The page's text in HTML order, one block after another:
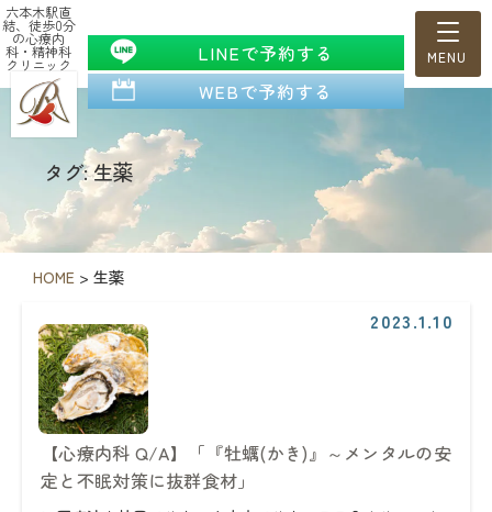
六本木駅直
結、徒歩0分
の心療内
科・精神科
クリニック
LINEで予約する
WEBで予約する
タグ: 生薬
HOME > 生薬
2023.1.10
【心療内科 Q/A】「『牡蠣(かき)』～メンタルの安
定と不眠対策に抜群食材」